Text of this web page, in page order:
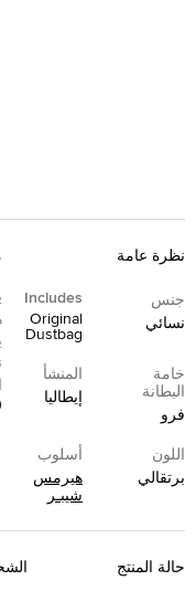
نظرة عامة
جنس
نسائي
Includes
Original
Dustbag
خامة
البطانة
فرو
المنشأ
إيطاليا
اللون
برتقالي
أسلوب
هيرمس
شيبـر
حالة المنتج